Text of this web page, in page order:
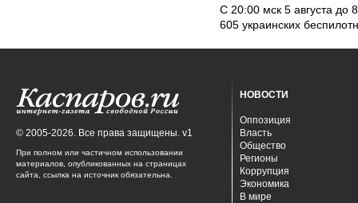
С 20:00 мск 5 августа до
605 украинских
© 2005-2026. Все права защищены. v1
При полном или частичном использовании
материалов, опубликованных на страницах
сайта, ссылка на источник обязательна.
НОВОСТИ
Оппозиция
Власть
Общество
Регионы
Коррупция
Экономика
В мире